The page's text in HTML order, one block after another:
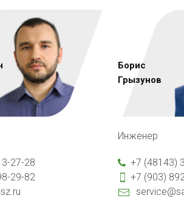
27-28
29-82
Борис
Грызунов
Инженер
+7 (48143)
+7 (903)